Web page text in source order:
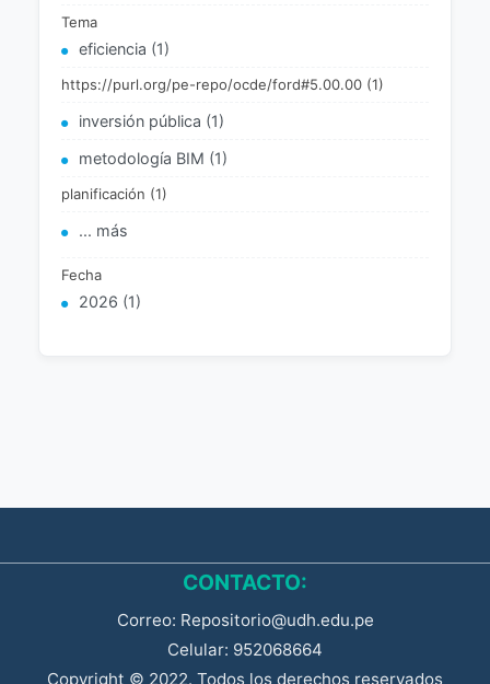
Tema
eficiencia (1)
https://purl.org/pe-repo/ocde/ford#5.00.00 (1)
inversión pública (1)
metodología BIM (1)
planificación (1)
... más
Fecha
2026 (1)
CONTACTO:
Correo: Repositorio@udh.edu.pe
Celular: 952068664
Copyright © 2022. Todos los derechos reservados